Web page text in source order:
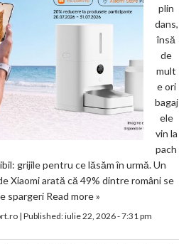
plin
dans,
însă
de
mult
e ori
bagaj
ele
vin la
pach
grijile pentru ce lăsăm în urmă. Un
Xiaomi arată că 49% dintre români se
spargeri Read more »
| Published:iulie 22, 2026 - 7:31 pm